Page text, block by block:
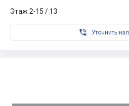
Этаж 2-15 / 13
 Уточнить